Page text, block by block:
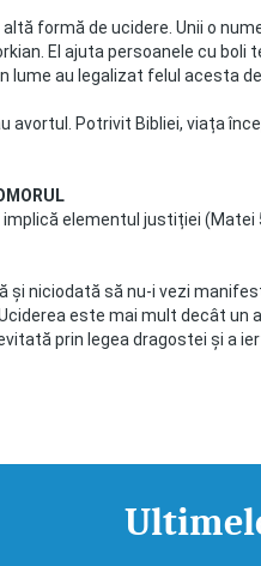
formă de ucidere. Unii o
El ajuta persoanele cu
lume au legalizat felul acesta
avortul. Potrivit Bibliei, viața
elementul justiției (Matei
și niciodată să nu-i vezi
este mai mult decât un
prin legea dragostei și a